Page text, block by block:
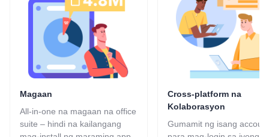
Magaan
All-in-one na magaan na office
suite – hindi na kailangang
Cross-platform na
Kolaborasyon
Gumamit ng isang account